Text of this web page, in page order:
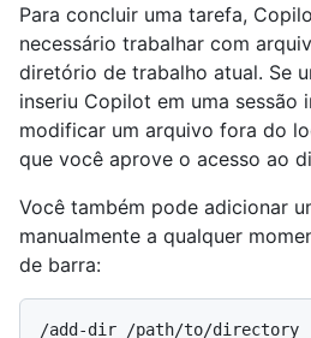
Para concluir uma tarefa,
necessário trabalhar com
diretório de trabalho atual. Se
inseriu Copilot em uma sessão
modificar um arquivo fora do
que você aprove o acesso ao
Você também pode adicionar
manualmente a qualquer
de barra: